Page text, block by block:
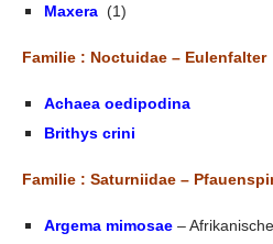
Maxera (1)
Familie : Noctuidae – Eulenfalter
Achaea oedipodina
Brithys crini
Familie : Saturniidae –
Argema mimosae –